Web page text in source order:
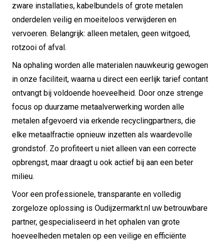
zware installaties, kabelbundels of grote metalen
onderdelen veilig en moeiteloos verwijderen en
vervoeren. Belangrijk: alleen metalen, geen witgoed,
rotzooi of afval.
Na ophaling worden alle materialen nauwkeurig gewogen
in onze faciliteit, waarna u direct een eerlijk tarief contant
ontvangt bij voldoende hoeveelheid. Door onze strenge
focus op duurzame metaalverwerking worden alle
metalen afgevoerd via erkende recyclingpartners, die
elke metaalfractie opnieuw inzetten als waardevolle
grondstof. Zo profiteert u niet alleen van een correcte
opbrengst, maar draagt u ook actief bij aan een beter
milieu.
Voor een professionele, transparante en volledig
zorgeloze oplossing is Oudijzermarkt.nl uw betrouwbare
partner, gespecialiseerd in het ophalen van grote
hoeveelheden metalen op een veilige en efficiënte